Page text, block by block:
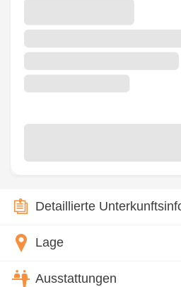
Detaillierte
Lage
Ausstattungen